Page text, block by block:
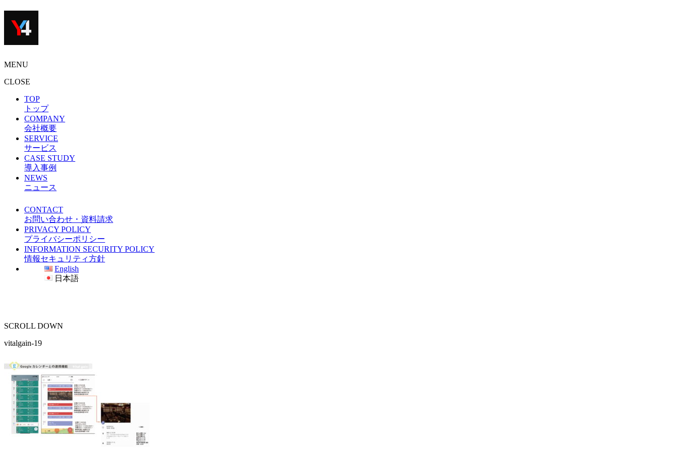
MENU
CLOSE
TOP
トップ
COMPANY
会社概要
SERVICE
サービス
CASE STUDY
導入事例
NEWS
ニュース
CONTACT
お問い合わせ・資料請求
PRIVACY POLICY
プライバシーポリシー
INFORMATION SECURITY POLICY
情報セキュリティ方針
English
日本語
SCROLL DOWN
vitalgain-19